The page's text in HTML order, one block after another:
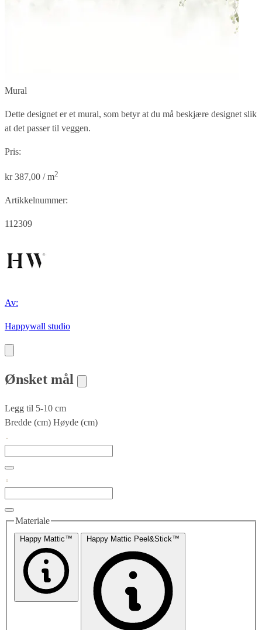
Mural
Dette designet er et mural, som betyr at du må beskjære designet slik
at det passer til veggen.
Pris:
kr 387,00 / m2
Artikkelnummer:
112309
Av:
Happywall studio
Ønsket mål
Legg til 5-10 cm
Bredde (cm) Høyde (cm)
Materiale
Happy Mattic™ Happy Mattic Peel&Stick™